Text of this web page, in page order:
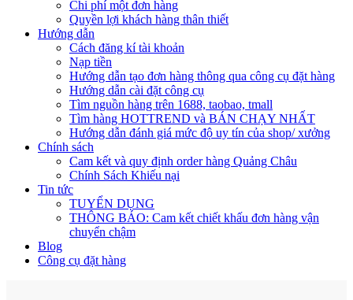
Chi phí một đơn hàng
Quyền lợi khách hàng thân thiết
Hướng dẫn
Cách đăng kí tài khoản
Nạp tiền
Hướng dẫn tạo đơn hàng thông qua công cụ đặt hàng
Hướng dẫn cài đặt công cụ
Tìm nguồn hàng trên 1688, taobao, tmall
Tìm hàng HOTTREND và BÁN CHẠY NHẤT
Hướng dẫn đánh giá mức độ uy tín của shop/ xưởng
Chính sách
Cam kết và quy định order hàng Quảng Châu
Chính Sách Khiếu nại
Tin tức
TUYỂN DỤNG
THÔNG BÁO: Cam kết chiết khấu đơn hàng vận
chuyển chậm
Blog
Công cụ đặt hàng